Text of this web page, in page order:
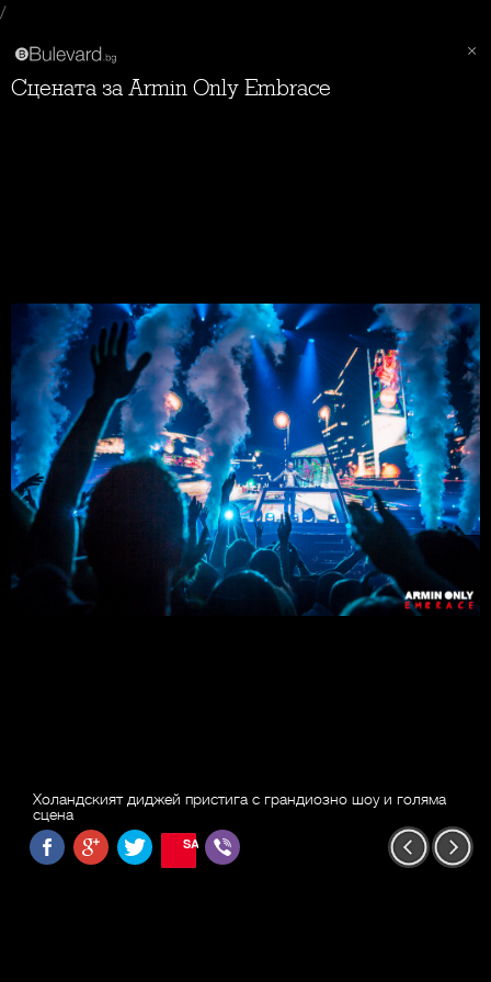
/
Сцената за Armin Only Embrace
Холандският диджей пристига с грандиозно шоу и голяма
сцена
SAVE